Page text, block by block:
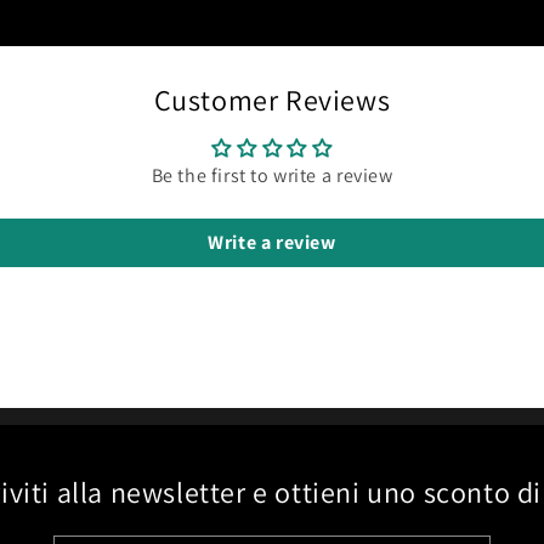
Customer Reviews
Be the first to write a review
Write a review
alla newsletter e ottieni uno sconto